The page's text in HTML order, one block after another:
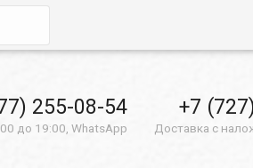
255-08-54
до 19:00, WhatsApp
+7
Доставка с